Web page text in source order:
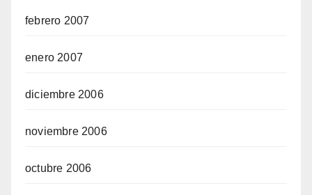
febrero 2007
enero 2007
diciembre 2006
noviembre 2006
octubre 2006